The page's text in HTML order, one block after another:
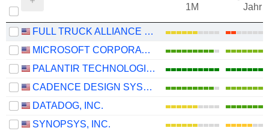
1M
Jahr
FULL TRUCK ALLIANCE CO. LTD.
MICROSOFT CORPORATION
PALANTIR TECHNOLOGIES INC.
CADENCE DESIGN SYSTEMS, INC.
DATADOG, INC.
SYNOPSYS, INC.